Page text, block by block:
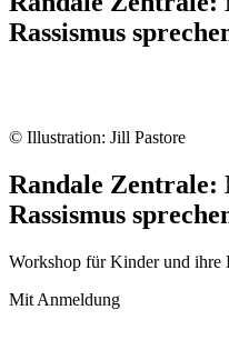
Rassismus
© Illustration: Jill Pastore
Randale
Rassismus
Workshop für Kinder und ihre
Mit Anmeldung